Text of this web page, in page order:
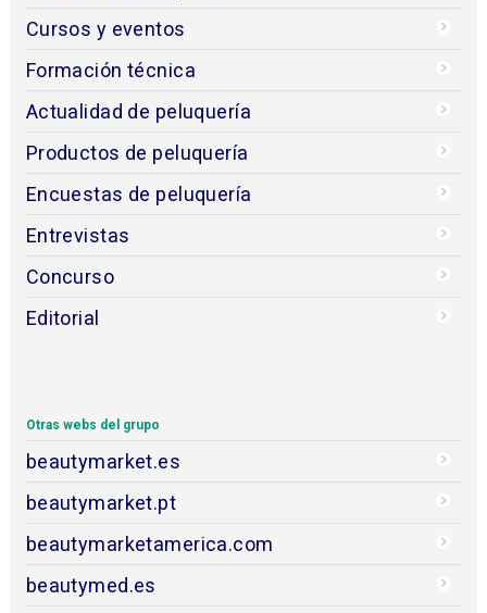
Cursos y eventos
Formación técnica
Actualidad de peluquería
Productos de peluquería
Encuestas de peluquería
Entrevistas
Concurso
Editorial
Otras webs del grupo
beautymarket.es
beautymarket.pt
beautymarketamerica.com
beautymed.es